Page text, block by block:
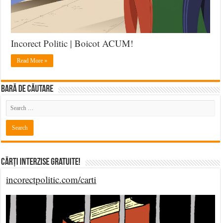
Incorect Politic | Boicot ACUM!
Read More »
BARĂ DE CĂUTARE
Cărți Interzise Gratuite!
incorectpolitic.com/carti